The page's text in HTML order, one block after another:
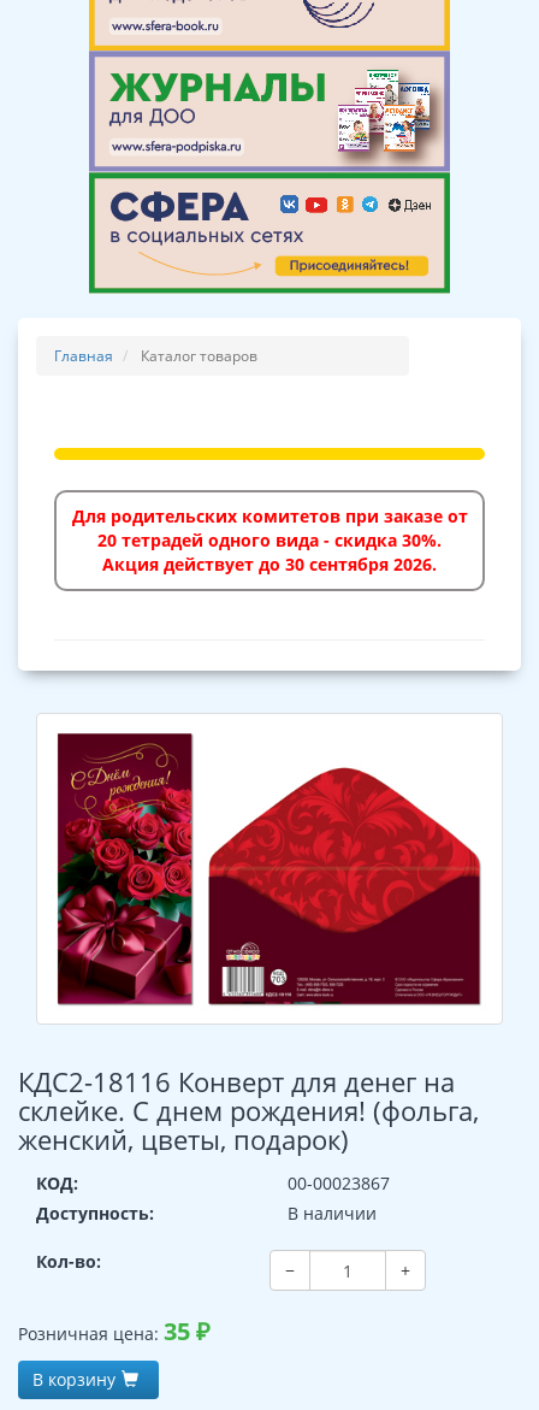
Главная Каталог товаров
Для родительских комитетов при заказе от
20 тетрадей одного вида - скидка 30%.
Акция действует до 30 сентября 2026.
КДС2-18116 Конверт для денег на
склейке. С днем рождения! (фольга,
женский, цветы, подарок)
КОД:
00-00023867
Доступность:
В наличии
Кол-во: − +
Розничная цена: 35₽
В корзину